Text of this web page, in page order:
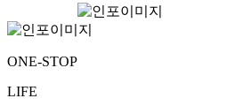
ONE-STOP
LIFE